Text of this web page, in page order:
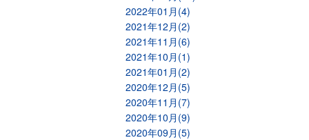
2022年01月(4)
2021年12月(2)
2021年11月(6)
2021年10月(1)
2021年01月(2)
2020年12月(5)
2020年11月(7)
2020年10月(9)
2020年09月(5)